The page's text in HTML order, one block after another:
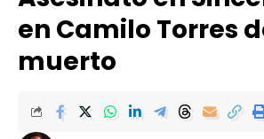
en Camilo Torres
muerto